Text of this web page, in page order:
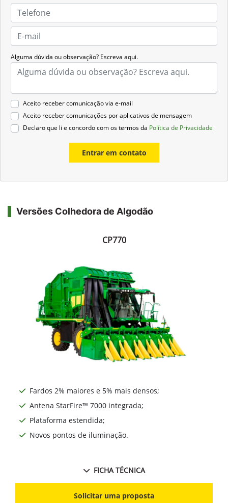
Alguma dúvida ou observação? Escreva aqui.
Aceito receber comunicação via e-mail
Aceito receber comunicações por aplicativos de mensagem
Declaro que li e concordo com os termos da Política de Privacidade
Entrar em contato
Versões Colhedora de Algodão
CP770
Fardos 2% maiores e 5% mais densos;
Antena StarFire™ 7000 integrada;
Plataforma estendida;
Novos pontos de iluminação.
FICHA TÉCNICA
Solicitar uma proposta